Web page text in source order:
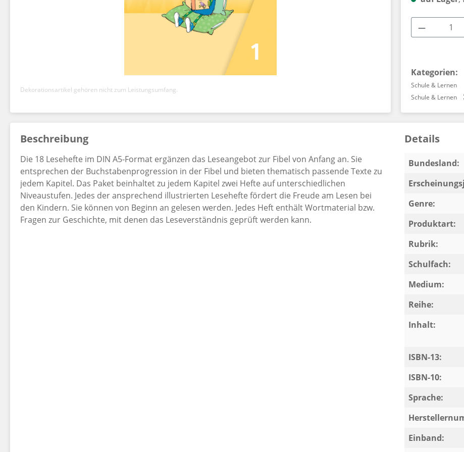
Dekorationsartikel gehören nicht zum Leistungsumfang.
Kategorien:
Schule & Lernen
Schule & Lernen
Beschreibung
Die 18 Lesehefte im DIN A5-Format ergänzen das Leseangebot zur Fibel von Anfang an. Sie
entsprechen der Buchstabenprogression in der Fibel und bieten thematisch passende Texte zu
jedem Kapitel. Das Paket beinhaltet zu jedem Kapitel zwei Hefte auf unterschiedlichen
Niveaustufen. Jedes der ansprechend illustrierten Lesehefte fördert die Freude am Lesen bei
den Kindern. Sie können von Beginn an gelesen werden. Jedes Heft enthält Wortmaterial bzw.
Fragen zur Geschichte, mit denen das Leseverständnis geprüft werden kann.
Details
Bundesland:
Genre:
Produktart:
Rubrik:
Schulfach:
Medium:
Reihe:
Inhalt:
ISBN-13:
ISBN-10:
Sprache:
Einband: